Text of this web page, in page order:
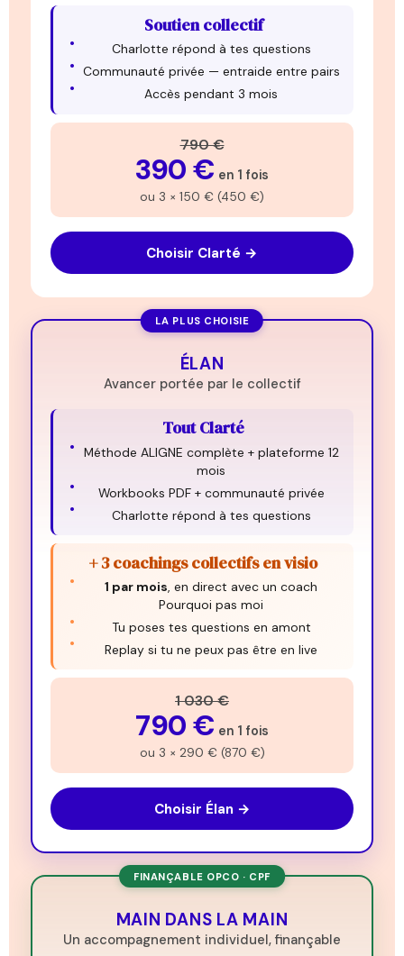
Soutien collectif
Charlotte répond à tes questions
Communauté privée — entraide entre pairs
Accès pendant 3 mois
790 €
390 € en 1 fois
ou 3 × 150 € (450 €)
Choisir Clarté →
LA PLUS CHOISIE
ÉLAN
Avancer portée par le collectif
Tout Clarté
Méthode ALIGNE complète + plateforme 12
mois
Workbooks PDF + communauté privée
Charlotte répond à tes questions
+ 3 coachings collectifs en visio
1 par mois, en direct avec un coach
Pourquoi pas moi
Tu poses tes questions en amont
Replay si tu ne peux pas être en live
1 030 €
790 € en 1 fois
ou 3 × 290 € (870 €)
Choisir Élan →
FINANÇABLE OPCO · CPF
MAIN DANS LA MAIN
Un accompagnement individuel, finançable